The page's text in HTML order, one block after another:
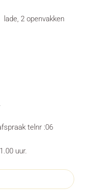
2 openvakken
telnr :06
uur.